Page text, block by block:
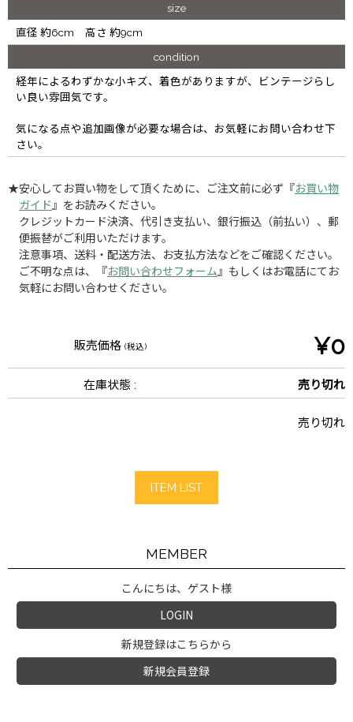
size
直径 約6cm 高さ 約9cm
condition
経年によるわずかな小キズ、着色がありますが、ビンテージらし
い良い雰囲気です。
気になる点や追加画像が必要な場合は、お気軽にお問い合わせ下
さい。
★安心してお買い物をして頂くために、ご注文前に必ず『お買い物
ガイド 』をお読みください。
クレジットカード決済、代引き支払い、銀行振込（前払い）、郵
便振替がご利用いただけます。
注意事項、送料・配送方法、お支払方法などをご確認ください。
ご不明な点は、『お問い合わせフォーム 』もしくはお電話にてお
気軽にお問い合わせください。
販売価格 (税込) ¥0
在庫状態 : 売り切れ
売り切れ
ITEM LIST
MEMBER
こんにちは、ゲスト様
LOGIN
新規登録はこちらから
新規会員登録